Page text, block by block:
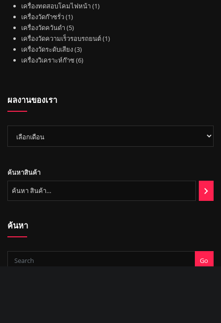
า
เครื่องทดสอบโคมไฟหน้า 11
ค้
เครื่องวัดก๊าซรั่ว 11
สิ
น
ค้
า
เครื่องวัดควันดำ 55
สิ
น
ค้
เครื่องวัดความเร็วรอบรถยนต์ 11
เครื่องวัดระดับเสียง 33
สิ
เครื่องวิเคราะห์ก๊าซ 66
ผลงานของเรา
งาน
ค้นหาสินค้า
ค้นหา
Go